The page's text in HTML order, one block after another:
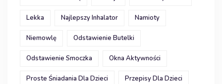
Lekka Najlepszy Inhalator Namioty
Niemowlę Odstawienie Butelki
Odstawienie Smoczka Okna Aktywności
Proste Śniadania Dla Dzieci Przepisy Dla Dzieci